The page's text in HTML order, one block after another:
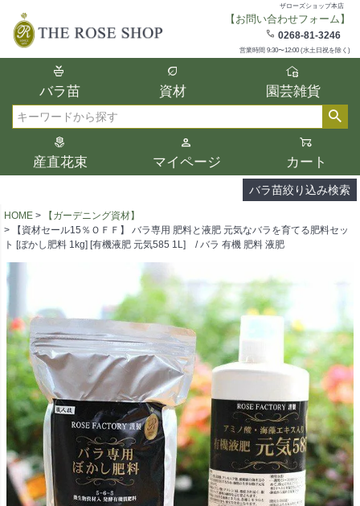
ザローズショップ本店
【お問い合わせフォーム】
0268-81-3246
営業時間 9:30〜12:00 (水土日祝を除く)
バラ苗 資材 園芸雑貨
産直花束 マイページ カート
バラ苗絞り込み検索
在庫
在庫ありのみ表示
検索
複数の条件を選択して絞り込み検索が可能
選択した項目全てに該当する品種のみ検索
結果に表示されます。
タイプ、カラー、ブランドなどは1つずつ選
択してください。
HOME
【ガーデニング資材】
【資材セール15％ＯＦＦ】 バラ専用 肥料と液肥 元気なバラを育てる肥料セッ
ト [ぼかし肥料 1kg] [有機液肥 元気585 1L] / バラ 有機 肥料 液肥